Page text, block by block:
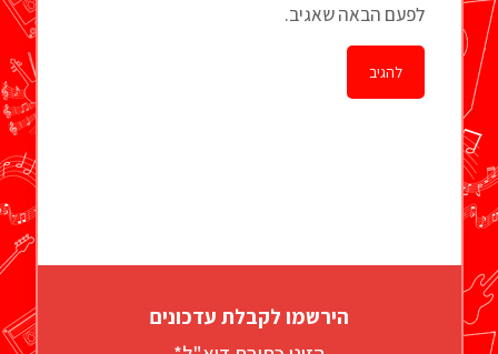
לפעם הבאה שאגיב.
הירשמו לקבלת עדכונים